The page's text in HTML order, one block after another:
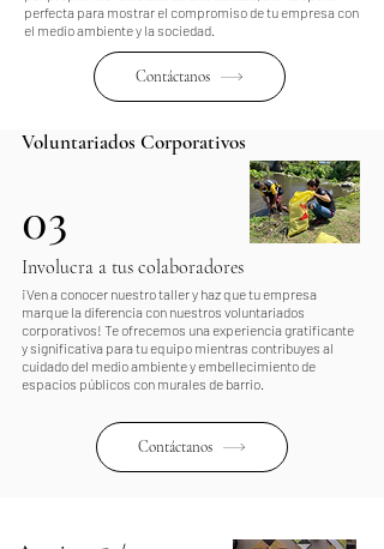
perfecta para mostrar el compromiso de tu empresa con
el medio ambiente y la sociedad.
Contáctanos
Voluntariados Corporativos
03
Involucra a tus colaboradores
¡Ven a conocer nuestro taller y haz que tu empresa
marque la diferencia con nuestros voluntariados
corporativos! Te ofrecemos una experiencia gratificante
y significativa para tu equipo mientras contribuyes al
cuidado del medio ambiente y embellecimiento de
espacios públicos con murales de barrio.
Contáctanos